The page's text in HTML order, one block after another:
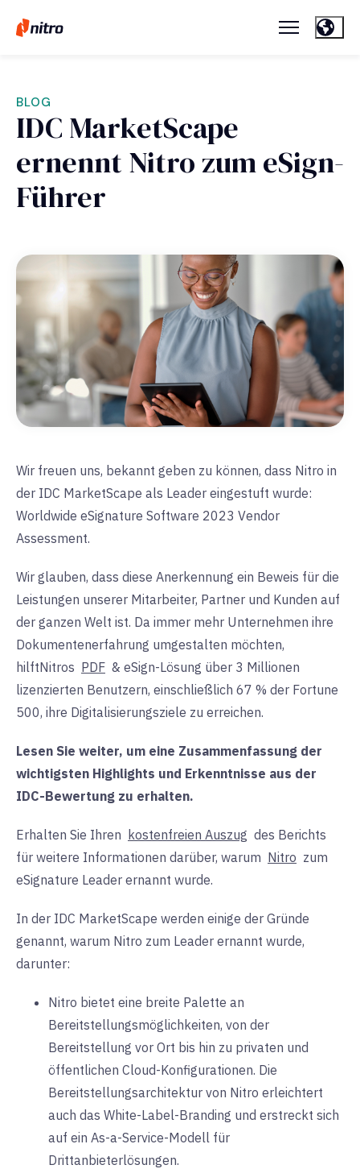
BLOG
IDC MarketScape
ernennt Nitro zum eSign-
Führer
Wir freuen uns, bekannt geben zu können, dass Nitro in
der IDC MarketScape als Leader eingestuft wurde:
Worldwide eSignature Software 2023 Vendor
Assessment.
Wir glauben, dass diese Anerkennung ein Beweis für die
Leistungen unserer Mitarbeiter, Partner und Kunden auf
der ganzen Welt ist. Da immer mehr Unternehmen ihre
Dokumentenerfahrung umgestalten möchten,
hilftNitros PDF & eSign-Lösung über 3 Millionen
lizenzierten Benutzern, einschließlich 67 % der Fortune
500, ihre Digitalisierungsziele zu erreichen.
Lesen Sie weiter, um eine Zusammenfassung der
wichtigsten Highlights und Erkenntnisse aus der
IDC-Bewertung zu erhalten.
Erhalten Sie Ihren kostenfreien Auszug des Berichts
für weitere Informationen darüber, warum Nitro zum
eSignature Leader ernannt wurde.
In der IDC MarketScape werden einige der Gründe
genannt, warum Nitro zum Leader ernannt wurde,
darunter:
Nitro bietet eine breite Palette an
Bereitstellungsmöglichkeiten, von der
Bereitstellung vor Ort bis hin zu privaten und
öffentlichen Cloud-Konfigurationen. Die
Bereitstellungsarchitektur von Nitro erleichtert
auch das White-Label-Branding und erstreckt sich
auf ein As-a-Service-Modell für
Drittanbieterlösungen.